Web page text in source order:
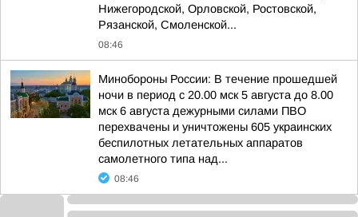
Нижегородской, Орловской, Ростовской,
Рязанской, Смоленской...
08:46
Минобороны России: В течение прошедшей
ночи в период с 20.00 мск 5 августа до 8.00
мск 6 августа дежурными силами ПВО
перехвачены и уничтожены 605 украинских
беспилотных летательных аппаратов
самолетного типа над...
08:46